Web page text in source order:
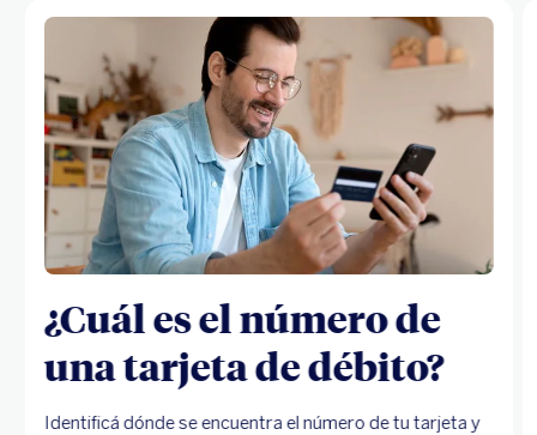
¿Cuál es el número de
una tarjeta de débito?
Identificá dónde se encuentra el número de tu tarjeta y